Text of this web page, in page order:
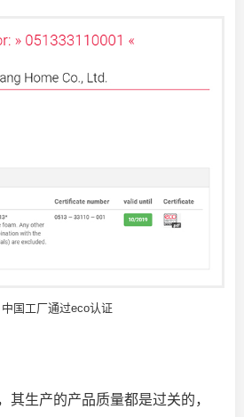
中国工厂通过eco认证
其生产的产品质量都是过关的，